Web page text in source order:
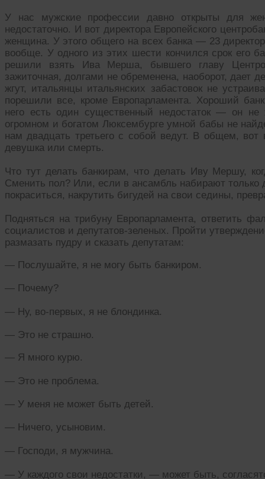
У нас мужские профессии давно открыты для
недостаточно. И вот директора Европейского
женщина. У этого общего на всех банка — 23
вообще. У одного из этих шести кончился срок его
решили взять Ива Мерша, бывшего главу
зажиточная, долгами не обременена, наоборот, дает
жгут, итальянцы итальянских забастовок не
порешили все, кроме Европарламента. Хороший
него есть один существенный недостаток — он
огромном и богатом Люксембурге умной бабы не
нам двадцать третьего с собой ведут. В общем,
девушка или смерть.
Что тут делать банкирам, что делать Иву Мершу,
Сменить пол? Или, если в ансамбль набирают только
покраситься, накрутить бигудей на свои седины,
Подняться на трибуну Европарламента, ответить
социалистов и депутатов-зеленых. Пройти
размазать пудру и сказать депутатам:
— Послушайте, я не могу быть банкиром.
— Почему?
— Ну, во-первых, я не блондинка.
— Это не страшно.
— Я много курю.
— Это не проблема.
— У меня не может быть детей.
— Ничего, усыновим.
— Господи, я мужчина.
— У каждого свои недостатки, — может быть,